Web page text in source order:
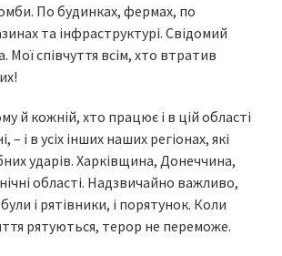
По будинках, фермах, по
та інфраструктурі. Свідомий
Мої співчуття всім, хто втратив
й кожній, хто працює і в цій області
– і в усіх інших наших регіонах, які
ударів. Харківщина, Донеччина,
області. Надзвичайно важливо,
і рятівники, і порятунок. Коли
рятуються, терор не переможе.